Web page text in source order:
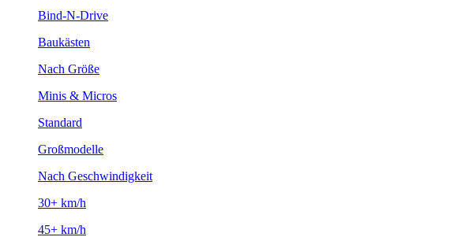
Bind-N-Drive
Baukästen
Nach Größe
Minis & Micros
Standard
Großmodelle
Nach Geschwindigkeit
30+ km/h
45+ km/h